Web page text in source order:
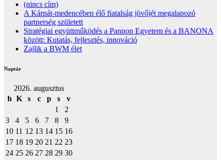
(nincs cím)
A Kárpát-medencében élő fiatalság jövőjét megalapozó
partnerség született
Stratégiai együttműködés a Pannon Egyetem és a BANONA
között: Kutatás, fejlesztés, innováció
Zajlik a BWM élet
Naptár
2026. augusztus
h K s c p s
v
1
2
3
4 5 6 7 8
9
10 11 12 13 14 15 16
17 18 19 20 21 22 23
24 25 26 27 28 29 30